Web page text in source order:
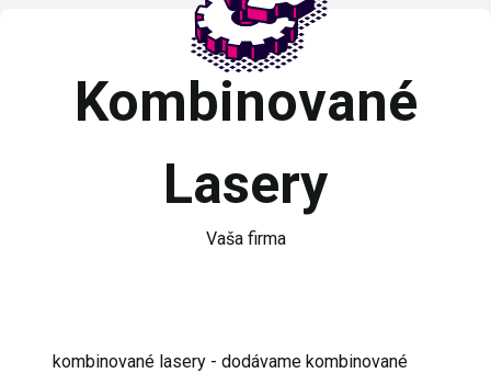
Kombinované
Lasery
Vaša firma
kombinované lasery - dodávame kombinované